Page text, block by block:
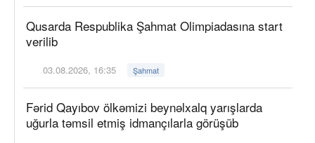
Qusarda Respublika Şahmat Olimpiadasına start
verilib
03.08.2026, 16:35 Şahmat
Fərid Qayıbov ölkəmizi beynəlxalq yarışlarda
uğurla təmsil etmiş idmançılarla görüşüb